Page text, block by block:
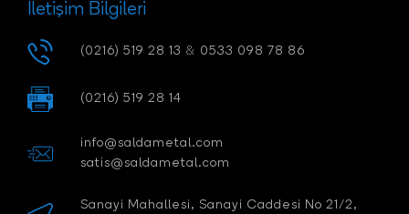
İletişim Bilgileri
(0216) 519 28 13 & 0533 098 78 86
(0216) 519 28 14
info@saldametal.com
satis@saldametal.com
Sanayi Mahallesi, Sanayi Caddesi No 21/2,